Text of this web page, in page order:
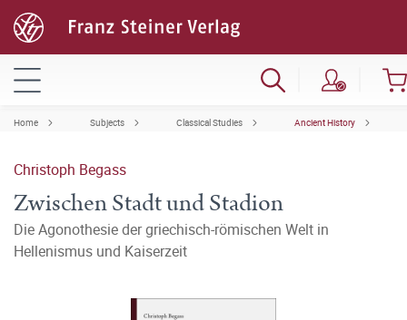
Home Subjects Classical Studies Ancient History
Christoph Begass
Zwischen Stadt und Stadion
Die Agonothesie der griechisch-römischen Welt in
Hellenismus und Kaiserzeit